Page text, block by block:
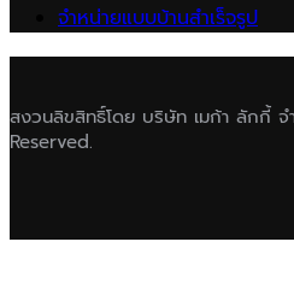
จำหน่ายแบบบ้านสำเร็จรูป
สงวนลิขสิทธิ์โดย บริษัท เมก้า ลักกี้
Reserved.